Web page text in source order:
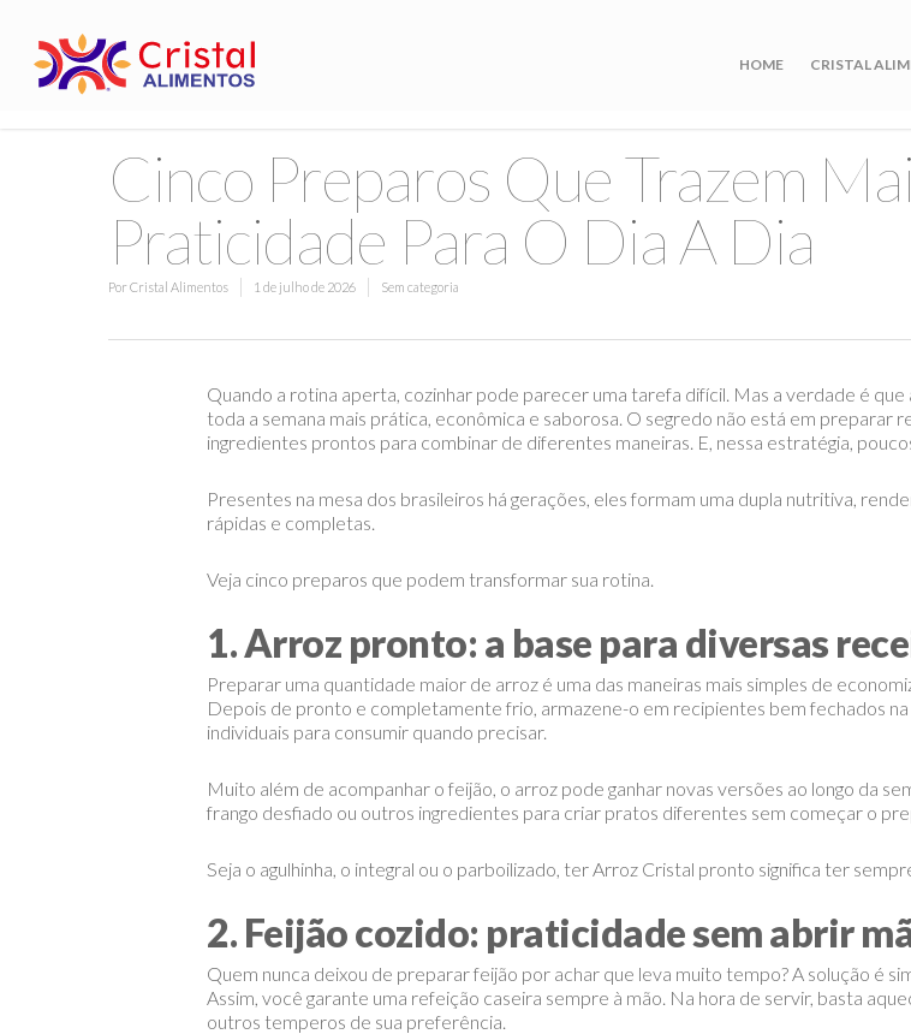
HOME CRISTAL
Cinco Preparos Que Trazem
Praticidade Para O Dia A Dia
PorCristal Alimentos 1 de julho de 2026 Sem categoria
Quando a rotina aperta, cozinhar pode parecer uma tarefa difícil. Mas a verdade é
toda a semana mais prática, econômica e saborosa. O segredo não está em preparar
ingredientes prontos para combinar de diferentes maneiras. E, nessa estratégia,
Presentes na mesa dos brasileiros há gerações, eles formam uma dupla nutritiva,
rápidas e completas.
Veja cinco preparos que podem transformar sua rotina.
1. Arroz pronto: a base para diversas
Preparar uma quantidade maior de arroz é uma das maneiras mais simples de
Depois de pronto e completamente frio, armazene-o em recipientes bem fechados
individuais para consumir quando precisar.
Muito além de acompanhar o feijão, o arroz pode ganhar novas versões ao longo da
frango desfiado ou outros ingredientes para criar pratos diferentes sem começar o
Seja o agulhinha, o integral ou o parboilizado, ter Arroz Cristal pronto significa ter
2. Feijão cozido: praticidade sem abrir
Quem nunca deixou de preparar feijão por achar que leva muito tempo? A solução é
Assim, você garante uma refeição caseira sempre à mão. Na hora de servir, basta
outros temperos de sua preferência.